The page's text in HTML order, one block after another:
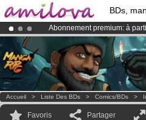
BDs,
Abonnement premium: à
Déjà 134393membreset
LeKickstarter Amilova est
Accueil > Liste Des BDs > Comics/BDs >
Favoris Partager